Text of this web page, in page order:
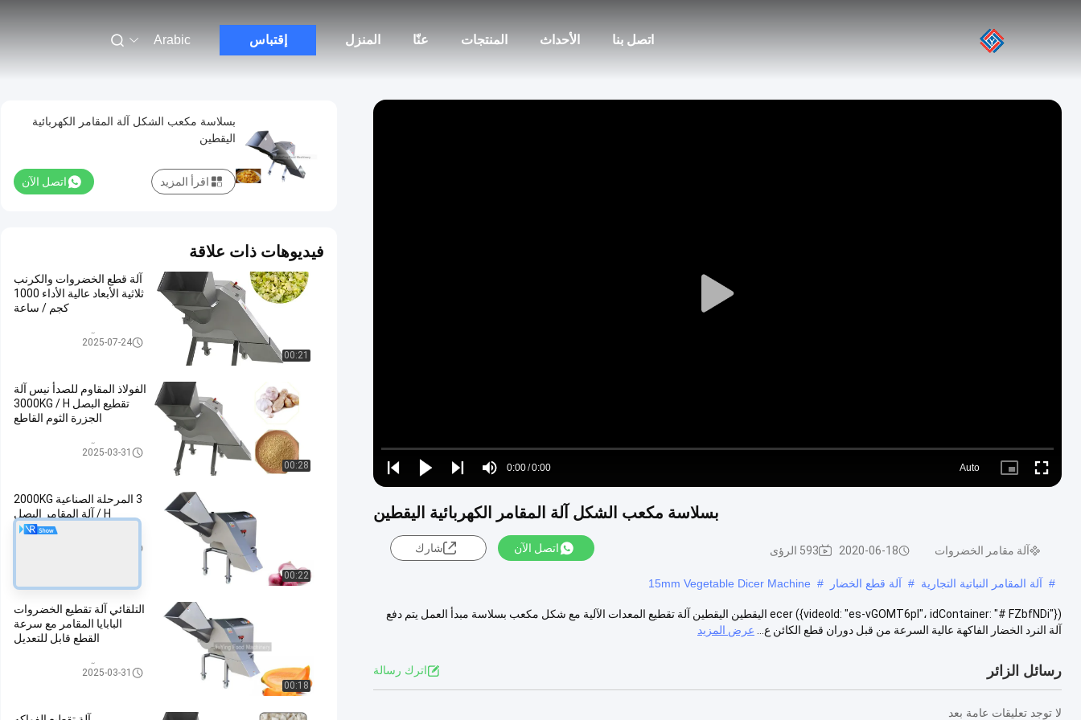
المنزل عنّا المنتجات الأحداث اتصل بنا إقتباس Arabic
Play
Play
Play
Play
Mute
Time
0:00/0:00
Loaded:
0%
Auto
Picture- Fullscreen
بسلاسة مكعب الشكل آلة المقامر الكهربائية اليقطين
آلة مقامر الخضروات 2020-06-18 593 الرؤى اتصل الآن شارك
# آلة المقامر النباتية التجارية # آلة قطع الخضار #
15mm Vegetable Dicer Machine
ecer ({videoId: "es-vGOMT6pI"، idContainer: "# FZbfNDi"}) اليقطين اليقطين آلة تقطيع المعدات الآلية مع شكل مكعب بسلاسة مبدأ العمل يتم دفع
آلة النرد الخضار الفاكهة عالية السرعة من قبل دوران قطع الكائن ع...
عرض المزيد
رسائل الزائر اترك رسالة
لا توجد تعليقات عامة بعد
بسلاسة مكعب الشكل آلة المقامر الكهربائية
اليقطين
اتصل الآن اقرأ المزيد
فيديوهات ذات علاقة
00:21
آلة قطع الخضروات والكرنب
ثلاثية الأبعاد عالية الأداء 1000
كجم / ساعة
آلة مقامر الخضروات2025-07-24
00:28
الفولاذ المقاوم للصدأ نيس آلة
تقطيع البصل 3000KG / H
الجزرة الثوم القاطع
آلة مقامر الخضروات2025-03-31
00:22
3 المرحلة الصناعية 2000KG
/ H آلة المقامر البصل
00:18
التلقائي آلة تقطيع الخضروات
البابايا المقامر مع سرعة
القطع قابل للتعديل
آلة مقامر الخضروات2025-03-31